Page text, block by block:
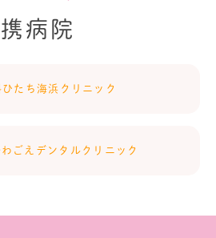
病院
たち海浜クリニック
ごえデンタルクリニック